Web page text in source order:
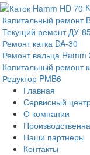
Капитальный ремонт
Текущий ремонт ДУ-
Ремонт катка DA-30
Ремонт вальца Hamm
Капитальный ремонт
Редуктор PMB6
Главная
Сервисный
О компании
Наши партнеры
Контакты